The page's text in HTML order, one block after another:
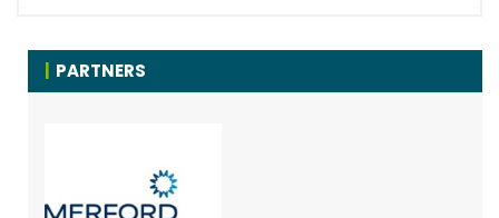
PARTNERS